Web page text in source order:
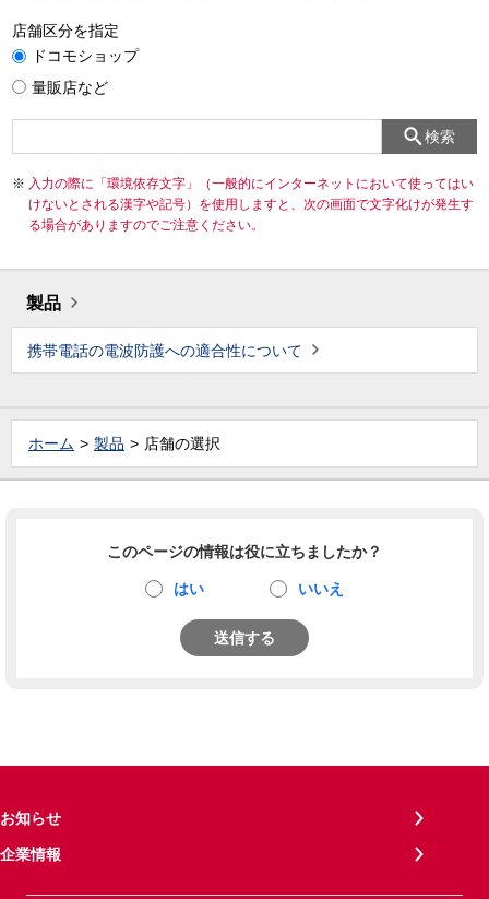
店舗区分を指定
ドコモショップ
量販店など
検索
入力の際に「環境依存文字」（一般的にインターネットにおいて使ってはい
けないとされる漢字や記号）を使用しますと、次の画面で文字化けが発生す
る場合がありますのでご注意ください。
製品
携帯電話の電波防護への適合性について
ホーム 製品 店舗の選択
このページの情報は役に立ちましたか？
はい いいえ
送信する
お知らせ
企業情報